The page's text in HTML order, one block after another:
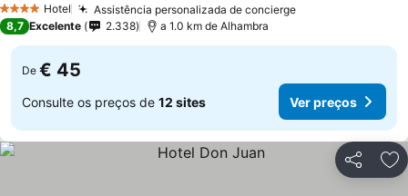
4 EstrelasHotel Assistência personalizada de concierge
8,7 Excelente 2.338 a 1.0 km de Alhambra
De € 45
Consulte os preços de 12 sites Ver preços
Partilhar